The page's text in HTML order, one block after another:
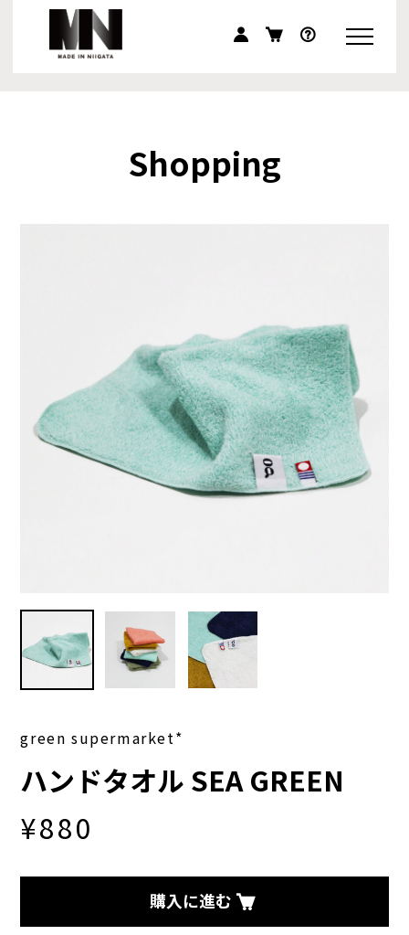
Shopping
green supermarket*
ハンドタオル SEA GREEN
¥880
購入に進む